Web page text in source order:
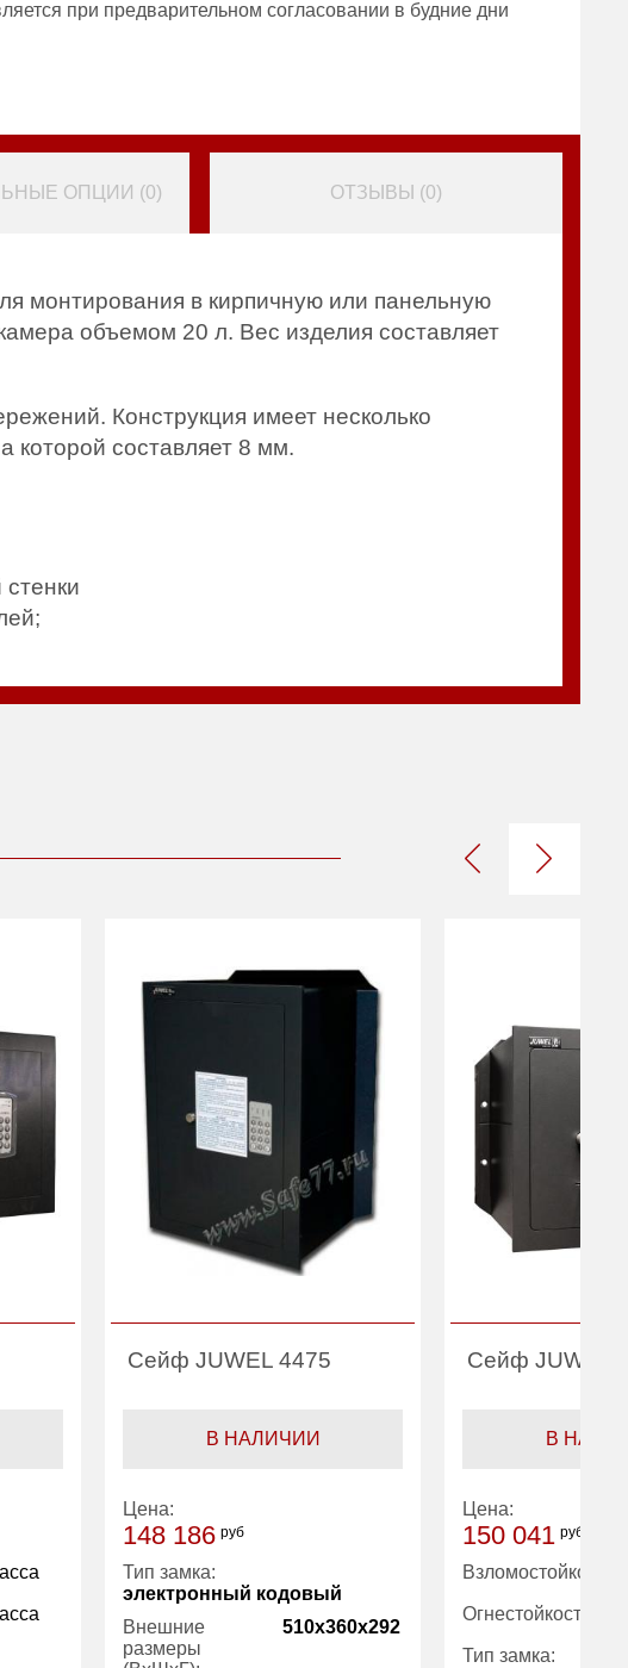
при предварительном согласовании в будние дни
ОПЦИИ (0) ОТЗЫВЫ (0)
монтирования в кирпичную или панельную
объемом 20 л. Вес изделия составляет
Конструкция имеет несколько
которой составляет 8 мм.
Сейф JUWEL 4475
В НАЛИЧИИ
Цена:
148 186 руб
Тип замка:
электронный кодовый
Внешние
размеры
510x360x292
Сейф JUWEL
В
Цена:
150 041 руб
Взломостойкость:
Огнестойкость:
Тип замка: